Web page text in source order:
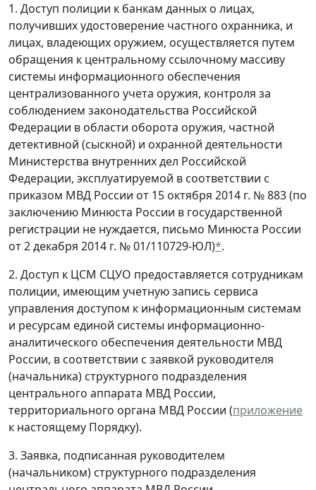
1. Доступ полиции к банкам данных о лицах,
получивших удостоверение частного охранника, и
лицах, владеющих оружием, осуществляется путем
обращения к центральному ссылочному массиву
системы информационного обеспечения
централизованного учета оружия, контроля за
соблюдением законодательства Российской
Федерации в области оборота оружия, частной
детективной (сыскной) и охранной деятельности
Министерства внутренних дел Российской
Федерации, эксплуатируемой в соответствии с
приказом МВД России от 15 октября 2014 г. № 883 (по
заключению Минюста России в государственной
регистрации не нуждается, письмо Минюста России
от 2 декабря 2014 г. № 01/110729-ЮЛ)*.
2. Доступ к ЦСМ СЦУО предоставляется сотрудникам
полиции, имеющим учетную запись сервиса
управления доступом к информационным системам
и ресурсам единой системы информационно-
аналитического обеспечения деятельности МВД
России, в соответствии с заявкой руководителя
(начальника) структурного подразделения
центрального аппарата МВД России,
территориального органа МВД России (приложение
к настоящему Порядку).
3. Заявка, подписанная руководителем
(начальником) структурного подразделения